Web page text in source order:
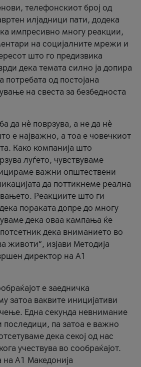
телефонскиот број од
илјадници пати, додека
импресивно многу реакции,
на социјалните мрежи и
што го предизвика
дека темата силно ја допира
потребата од постојана
на свеста за безбедноста
да нè поврзува, а не да нè
е најважно, а тоа е човечкиот
Како компанија што
луѓето, чувствуваме
важни општествени
да поттикнеме реална
Реакциите што ги
пораката допре до многу
дека оваа кампања ќе
дека вниманието во
животи“, изјави Методија
директор на А1
е заедничка
затоа ваквите иницијативи
Една секунда невнимание
последици, па затоа е важно
дека секој од нас
учествува во сообраќајот.
A1 Македонија